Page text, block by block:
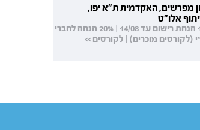
מפרשים, האקדמית ת"א יפו,
אלו"ט
15% הנחת רישום עד 14/08 | 20% הנחה לחברי
(לקורסים מוכרים) | לקורסים >>